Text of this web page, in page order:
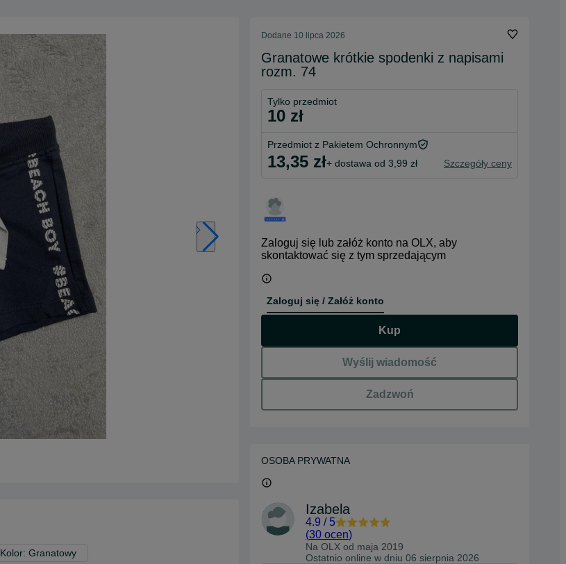
Kolor: Granatowy
Dodane 10 lipca 2026
Granatowe krótkie spodenki z napisami
rozm. 74
Tylko przedmiot
10 zł
Przedmiot z Pakietem Ochronnym
13,35 zł+ dostawa od 3,99 zł Szczegóły ceny
Zaloguj się lub załóż konto na OLX, aby
skontaktować się z tym sprzedającym
Zaloguj się / Załóż konto
Kup
Wyślij wiadomość
Zadzwoń
OSOBA PRYWATNA
Izabela
4.9 / 5
(30 ocen)
Na OLX od maja 2019
Ostatnio online w dniu 06 sierpnia 2026